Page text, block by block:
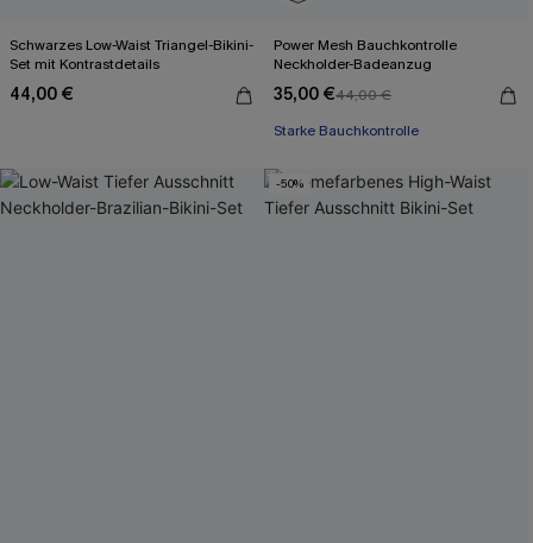
Schwarzes Low-Waist Triangel-Bikini-
Set mit Kontrastdetails
44,00 €
Power Mesh Bauchkontrolle
Neckholder-Badeanzug
35,00 €44,00 €
Starke Bauchkontrolle
-50%